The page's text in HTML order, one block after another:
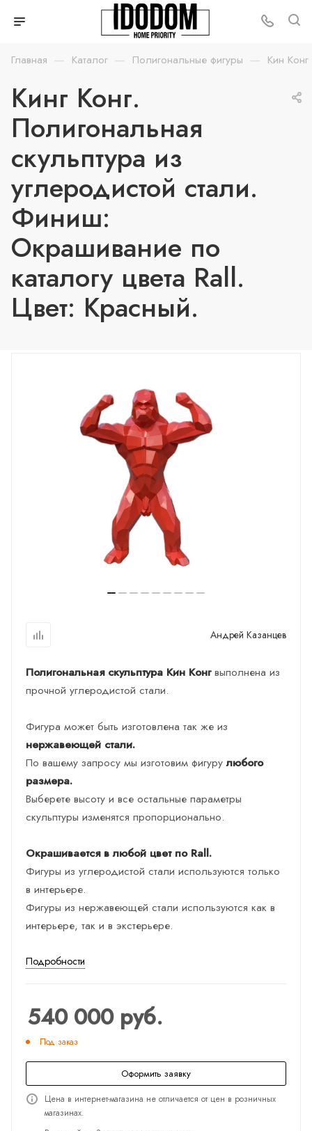
Главная — Каталог — Полигональные фигуры — Кин Конг
Кинг Конг.
Полигональная
скульптура из
углеродистой стали.
Финиш:
Окрашивание по
каталогу цвета Rall.
Цвет: Красный.
Андрей Казанцев
Полигональная скульптура Кин Конгвыполнена из
прочной углеродистой стали.
Фигура может быть изготовлена так же из
нержавеющей стали.
По вашему запросу мы изготовим фигурулюбого
размера.
Выберете высоту и все остальные параметры
скульптуры изменятся пропорционально.
Окрашивается в любой цвет по Rall.
Фигуры из углеродистой стали используются только
в интерьере.
Фигуры из нержавеющей стали используются как в
интерьере, так и в экстерьере.
Подробности
540 000руб.
Под заказ
Оформить заявку
Цена в интернет-магазина не отличается от цен в розничных
магазинах.